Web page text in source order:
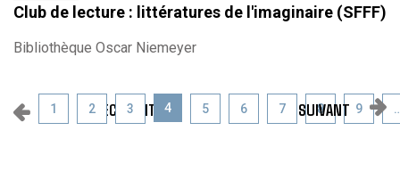
Club de lecture : littératures de l'imaginaire (SFFF)
Bibliothèque Oscar Niemeyer
PRÉCÉDENT
1 2 3 4 5 6 7 8 9
SUIVANT